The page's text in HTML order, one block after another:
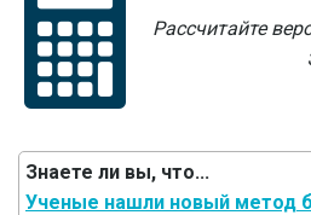
Рассчитайте
Знаете ли вы, что...
Ученые нашли новый метод